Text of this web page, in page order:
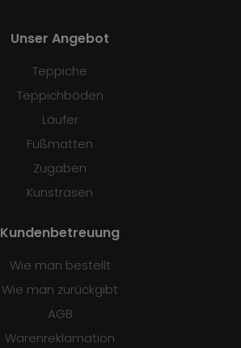
Unser Angebot
Teppiche
Teppichböden
Läufer
Fußmatten
Zugaben
Kunstrasen
Kundenbetreuung
Wie man bestellt
Wie man zurückgibt
AGB
Warenreklamation